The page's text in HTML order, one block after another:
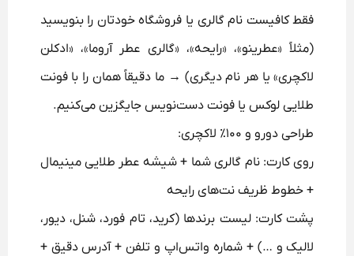
فقط کافیست نام گالری یا فروشگاه خودتان را بنویسید
(مثلاً «عطرینو»، «رایحه»، «گالری عطر آروما»، «ادکلن
لاکچری» یا هر نام دیگری) → ما دقیقاً همان را با فونت
طلایی لوکس یا فونت دست‌نویس جایگزین می‌کنیم.
طراحی دورو و ۱۰۰٪ لاکچری:
روی کارت: نام گالری شما + شیشه عطر طلایی مینیمال
+ خطوط ظریف نت‌های رایحه
پشت کارت: لیست برندها (کرید، تام فورد، شنل، دیور،
لالیک و …) + شماره واتس‌اپ و تلفن + آدرس دقیق +